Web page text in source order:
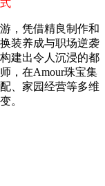
，凭借精良制作和
装养成与职场逆袭
建出令人沉浸的都
，在Amour珠宝集
、家园经营等多维
。